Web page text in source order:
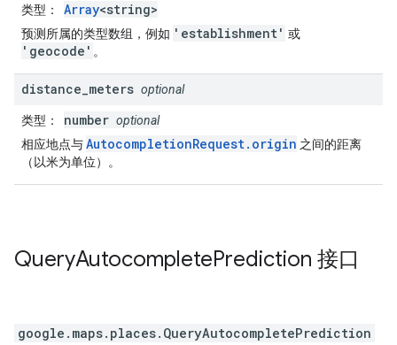
类型 ： Array<string>
预测所属的类型数组，例如 'establishment' 或
'geocode' 。
distance meters optional
类型 ： number optional
相应地点与AutocompletionRequest.origin 之间的距离
（以米为单位）。
QueryAutocompletePrediction 接口
google.maps.places. QueryAutocompletePrediction